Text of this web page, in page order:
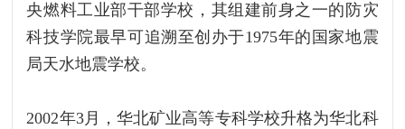
央燃料工业部干部学校，其组建前身之一的防灾
科技学院最早可追溯至创办于1975年的国家地震
局天水地震学校。
2002年3月，华北矿业高等专科学校升格为华北科